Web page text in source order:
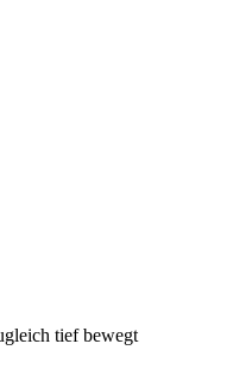
tief bewegt